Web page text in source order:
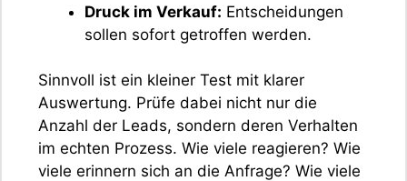
Druck im Verkauf: Entscheidungen
sollen sofort getroffen werden.
Sinnvoll ist ein kleiner Test mit klarer
Auswertung. Prüfe dabei nicht nur die
Anzahl der Leads, sondern deren Verhalten
im echten Prozess. Wie viele reagieren? Wie
viele erinnern sich an die Anfrage? Wie viele